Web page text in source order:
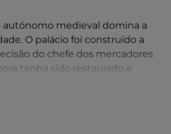
autónomo medieval domina a
O palácio foi construído a
do chefe dos mercadores
tenha sido restaurado e